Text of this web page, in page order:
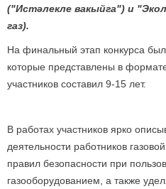
("Истәлекле вакыйга") и
газ).
На финальный этап конкурса
которые представлены в
участников составил 9-15 лет.
В работах участников ярко
деятельности работников
правил безопасности при
газооборудованием, а также